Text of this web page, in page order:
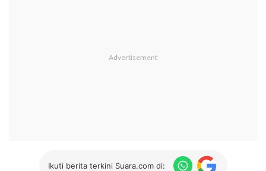
Ikuti berita terkini Suara.com di: